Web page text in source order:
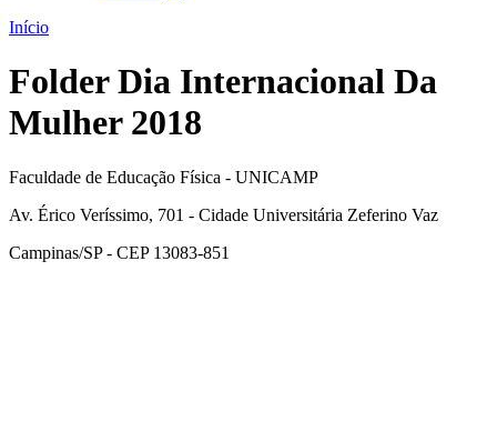
Início
Folder Dia Internacional Da
Mulher 2018
Faculdade de Educação Física - UNICAMP
Av. Érico Veríssimo, 701 - Cidade Universitária Zeferino Vaz
Campinas/SP - CEP 13083-851